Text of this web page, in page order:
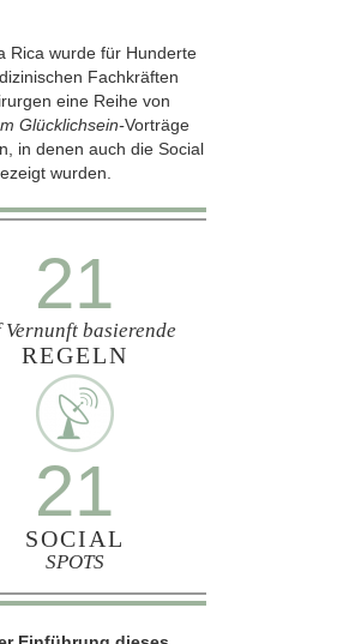
Rica wurde für Hunderte
Fachkräften
eine Reihe von
Glücklichsein-Vorträge
in denen auch die Social
wurden.
21
Vernunft basierende
REGELN
21
SOCIAL
SPOTS